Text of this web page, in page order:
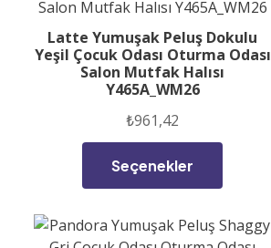
Latte Yumuşak Peluş Dokulu
Yeşil Çocuk Odası Oturma Odası
Salon Mutfak Halısı
Y465A_WM26
₺961,42
Seçenekler